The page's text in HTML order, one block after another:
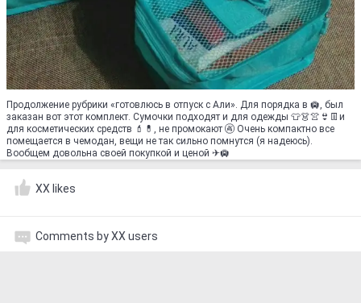
Продолжение рубрики «готовлюсь в отпуск с Али». Для порядка в 🛄, был
заказан вот этот комплект. Сумочки подходят и для одежды 👕👗👚👙👖и
для косметических средств 💄💊, не промокают 🚱 Очень компактно все
помещается в чемодан, вещи не так сильно помнутся (я надеюсь).
Вообщем довольна своей покупкой и ценой ✈🛄
XX likes
Comments by XX users